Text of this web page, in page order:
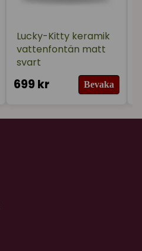
Lucky-Kitty keramik
vattenfontän matt
svart
699 kr Bevaka